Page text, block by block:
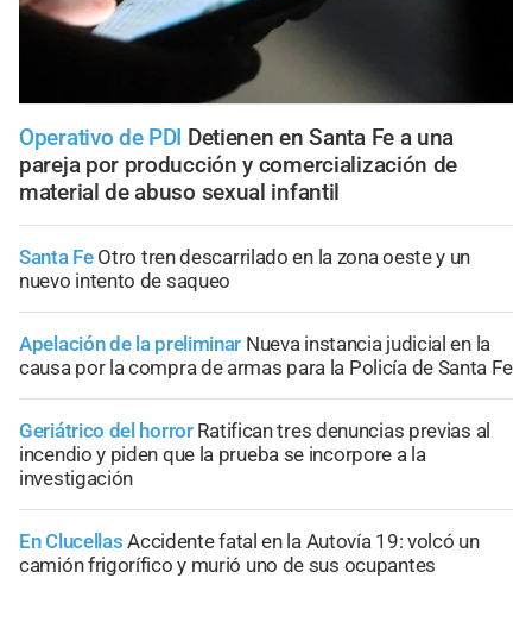
Operativo de PDI Detienen en Santa Fe a una
pareja por producción y comercialización de
material de abuso sexual infantil
Santa Fe Otro tren descarrilado en la zona oeste y un
nuevo intento de saqueo
Apelación de la preliminar Nueva instancia judicial en la
causa por la compra de armas para la Policía de Santa Fe
Geriátrico del horror Ratifican tres denuncias previas al
incendio y piden que la prueba se incorpore a la
investigación
En Clucellas Accidente fatal en la Autovía 19: volcó un
camión frigorífico y murió uno de sus ocupantes